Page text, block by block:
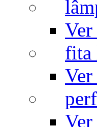
Ver
fita
Ver
Ver